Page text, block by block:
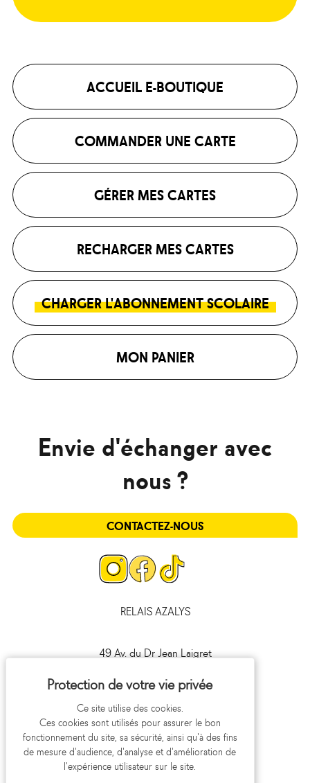
ACCUEIL E-BOUTIQUE
COMMANDER UNE CARTE
GÉRER MES CARTES
RECHARGER MES CARTES
CHARGER L'ABONNEMENT SCOLAIRE
MON PANIER
Envie d'échanger avec
nous ?
CONTACTEZ-NOUS
Page
Instagram
Page
Facebook
RELAIS AZALYS
49 Av. du Dr Jean Laigret
09 693 693 41
Ce site utilise des cookies.
Ces cookies sont utilisés pour assurer le bon
fonctionnement du site, sa sécurité, ainsi qu'à des fins
de mesure d'audience, d'analyse et d'amélioration de
l'expérience utilisateur sur le site.